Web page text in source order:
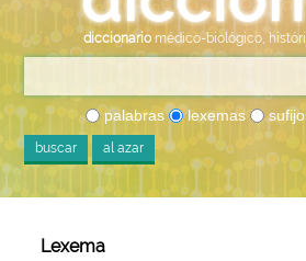
diccionario médico-biológico,
palabras lexemas
buscar al azar
Lexema